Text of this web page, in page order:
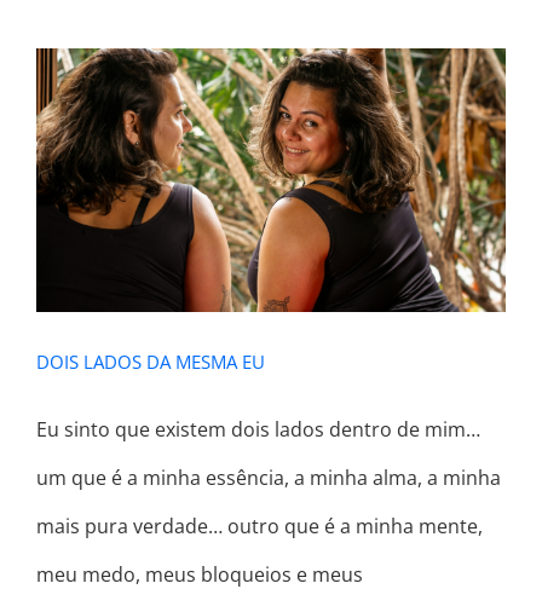
DOIS LADOS DA MESMA EU
DOIS LADOS DA MESMA EU
Eu sinto que existem dois lados dentro de mim…
um que é a minha essência, a minha alma, a minha
mais pura verdade… outro que é a minha mente,
meu medo, meus bloqueios e meus